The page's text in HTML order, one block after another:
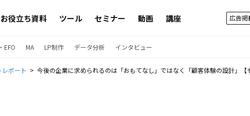
お役立ち資料 ツール セミナー 動画 講座 広告掲
EFO MA LP制作 データ分析 インタビュー
ポート 今後の企業に求められるのは「おもてなし」ではなく「顧客体験の設計」【